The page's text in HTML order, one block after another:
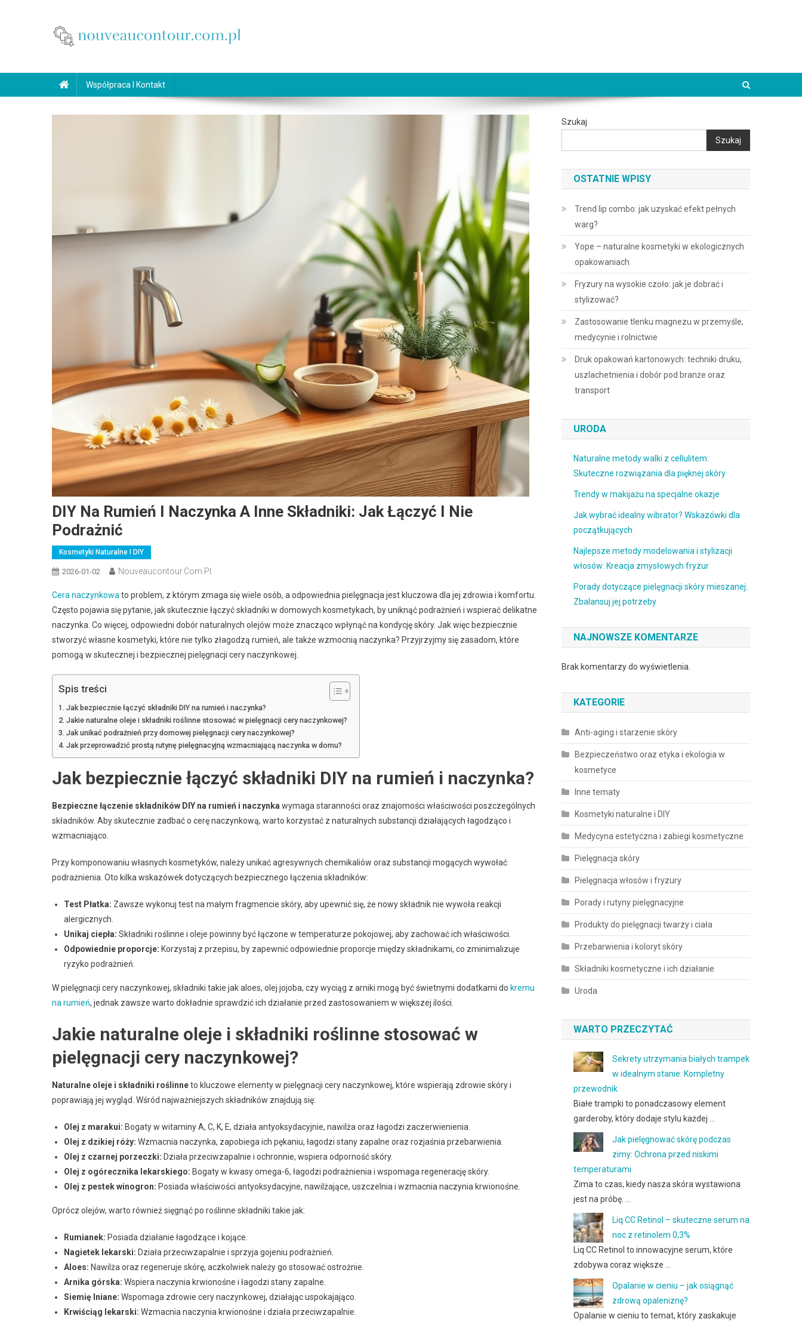
Współpraca I Kontakt
DIY Na Rumień I Naczynka A Inne Składniki: Jak Łączyć I Nie
Podrażnić
Kosmetyki Naturalne I DIY
2026-01-02 Nouveaucontour.com.pl
Cera naczynkowa to problem, z którym zmaga się wiele osób, a odpowiednia pielęgnacja jest kluczowa dla jej zdrowia i komfortu.
Często pojawia się pytanie, jak skutecznie łączyć składniki w domowych kosmetykach, by uniknąć podrażnień i wspierać delikatne
naczynka. Co więcej, odpowiedni dobór naturalnych olejów może znacząco wpłynąć na kondycję skóry. Jak więc bezpiecznie
stworzyć własne kosmetyki, które nie tylko złagodzą rumień, ale także wzmocnią naczynka? Przyjrzyjmy się zasadom, które
pomogą w skutecznej i bezpiecznej pielęgnacji cery naczynkowej.
Spis treści
Jak bezpiecznie łączyć składniki DIY na rumień i naczynka?
Jakie naturalne oleje i składniki roślinne stosować w pielęgnacji cery naczynkowej?
Jak unikać podrażnień przy domowej pielęgnacji cery naczynkowej?
Jak przeprowadzić prostą rutynę pielęgnacyjną wzmacniającą naczynka w domu?
Jak bezpiecznie łączyć składniki DIY na rumień i naczynka?
Bezpieczne łączenie składników DIY na rumień i naczynka wymaga staranności oraz znajomości właściwości poszczególnych
składników. Aby skutecznie zadbać o cerę naczynkową, warto korzystać z naturalnych substancji działających łagodząco i
wzmacniająco.
Przy komponowaniu własnych kosmetyków, należy unikać agresywnych chemikaliów oraz substancji mogących wywołać
podrażnienia. Oto kilka wskazówek dotyczących bezpiecznego łączenia składników:
Test Płatka: Zawsze wykonuj test na małym fragmencie skóry, aby upewnić się, że nowy składnik nie wywoła reakcji
alergicznych.
Unikaj ciepła: Składniki roślinne i oleje powinny być łączone w temperaturze pokojowej, aby zachować ich właściwości.
Odpowiednie proporcje: Korzystaj z przepisu, by zapewnić odpowiednie proporcje między składnikami, co zminimalizuje
ryzyko podrażnień.
W pielęgnacji cery naczynkowej, składniki takie jak aloes, olej jojoba, czy wyciąg z arniki mogą być świetnymi dodatkami do kremu
na rumień, jednak zawsze warto dokładnie sprawdzić ich działanie przed zastosowaniem w większej ilości.
Jakie naturalne oleje i składniki roślinne stosować w
pielęgnacji cery naczynkowej?
Naturalne oleje i składniki roślinneto kluczowe elementy w pielęgnacji cery naczynkowej, które wspierają zdrowie skóry i
poprawiają jej wygląd. Wśród najważniejszych składników znajdują się:
Olej z marakui: Bogaty w witaminy A, C, K, E, działa antyoksydacyjnie, nawilża oraz łagodzi zaczerwienienia.
Olej z dzikiej róży: Wzmacnia naczynka, zapobiega ich pękaniu, łagodzi stany zapalne oraz rozjaśnia przebarwienia.
Olej z czarnej porzeczki: Działa przeciwzapalnie i ochronnie, wspiera odporność skóry.
Olej z ogórecznika lekarskiego: Bogaty w kwasy omega-6, łagodzi podrażnienia i wspomaga regenerację skóry.
Olej z pestek winogron: Posiada właściwości antyoksydacyjne, nawilżające, uszczelnia i wzmacnia naczynia krwionośne.
Oprócz olejów, warto również sięgnąć po roślinne składniki takie jak:
Rumianek: Posiada działanie łagodzące i kojące.
Nagietek lekarski: Działa przeciwzapalnie i sprzyja gojeniu podrażnień.
Aloes: Nawilża oraz regeneruje skórę, aczkolwiek należy go stosować ostrożnie.
Arnika górska: Wspiera naczynia krwionośne i łagodzi stany zapalne.
Siemię lniane: Wspomaga zdrowie cery naczynkowej, działając uspokajająco.
Krwiściąg lekarski: Wzmacnia naczynia krwionośne i działa przeciwzapalnie.
Szukaj
Szukaj
OSTATNIE WPISY
Trend lip combo: jak uzyskać efekt pełnych
warg?
Yope – naturalne kosmetyki w ekologicznych
opakowaniach
Fryzury na wysokie czoło: jak je dobrać i
stylizować?
Zastosowanie tlenku magnezu w przemyśle,
medycynie i rolnictwie
Druk opakowań kartonowych: techniki druku,
uszlachetnienia i dobór pod branże oraz
transport
URODA
Naturalne metody walki z cellulitem:
Skuteczne rozwiązania dla pięknej skóry
Trendy w makijażu na specjalne okazje
Jak wybrać idealny wibrator? Wskazówki dla
początkujących
Najlepsze metody modelowania i stylizacji
włosów: Kreacja zmysłowych fryzur
Porady dotyczące pielęgnacji skóry mieszanej:
Zbalansuj jej potrzeby
NAJNOWSZE KOMENTARZE
Brak komentarzy do wyświetlenia.
KATEGORIE
Anti-aging i starzenie skóry
Bezpieczeństwo oraz etyka i ekologia w
kosmetyce
Inne tematy
Kosmetyki naturalne i DIY
Medycyna estetyczna i zabiegi kosmetyczne
Pielęgnacja skóry
Pielęgnacja włosów i fryzury
Porady i rutyny pielęgnacyjne
Produkty do pielęgnacji twarzy i ciała
Przebarwienia i koloryt skóry
Składniki kosmetyczne i ich działanie
Uroda
WARTO PRZECZYTAĆ
Sekrety utrzymania białych trampek
w idealnym stanie: Kompletny
przewodnik
Białe trampki to ponadczasowy element
garderoby, który dodaje stylu każdej …
Jak pielęgnować skórę podczas
zimy: Ochrona przed niskimi
temperaturami
Zima to czas, kiedy nasza skóra wystawiona
jest na próbę. …
Liq CC Retinol – skuteczne serum na
noc z retinolem 0,3%
Liq CC Retinol to innowacyjne serum, które
zdobywa coraz większe …
Opalanie w cieniu – jak osiągnąć
zdrową opaleniznę?
Opalanie w cieniu to temat, który zaskakuje